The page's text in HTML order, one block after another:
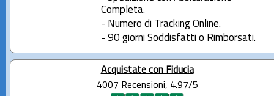
Completa.
- Numero di Tracking Online.
- 90 giorni Soddisfatti o Rimborsati.
Acquistate con Fiducia
4007 Recensioni, 4.97/5